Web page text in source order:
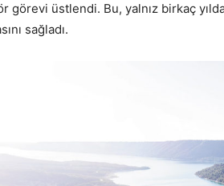
görevi üstlendi. Bu, yalnız birkaç
sağladı.